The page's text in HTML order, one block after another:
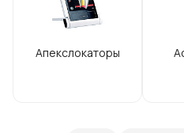
Апекслокаторы